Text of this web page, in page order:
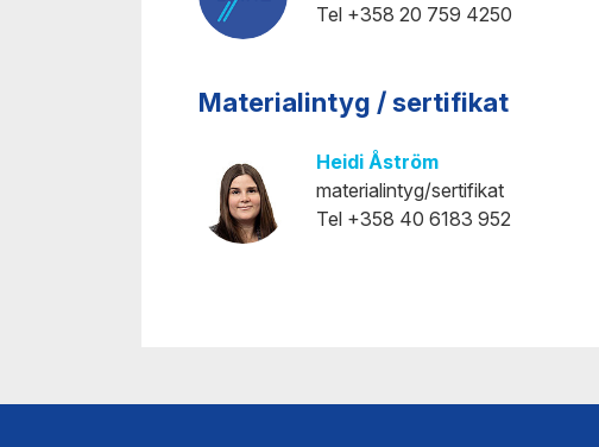
Tel +358 20 759 4250
Materialintyg / sertifikat
Heidi Åström
materialintyg/sertifikat
Tel +358 40 6183 952